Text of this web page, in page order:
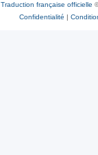
Traduction française officielle
Confidentialité |